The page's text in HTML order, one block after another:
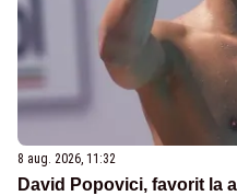
8 aug. 2026, 11:32
David Popovici, favorit la